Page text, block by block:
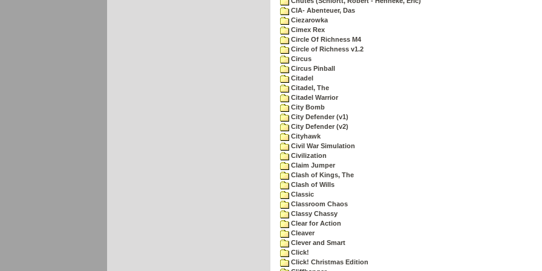
CIA- Abenteuer, Das
Ciezarowka
Cimex Rex
Circle Of Richness M4
Circle of Richness v1.2
Circus
Circus Pinball
Citadel
Citadel, The
Citadel Warrior
City Bomb
City Defender (v1)
City Defender (v2)
Cityhawk
Civil War Simulation
Civilization
Claim Jumper
Clash of Kings, The
Clash of Wills
Classic
Classroom Chaos
Classy Chassy
Clear for Action
Cleaver
Clever and Smart
Click!
Click! Christmas Edition